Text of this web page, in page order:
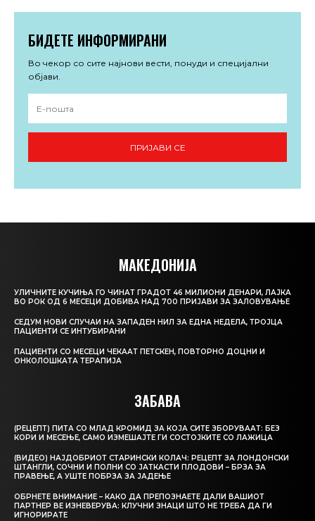
БИДЕТЕ ИНФОРМИРАНИ
Во чекор со сите најнови вести, понуди и специјални
објави.
ПРИЈАВИ СЕ
МАКЕДОНИЈА
УЛИЧНИТЕ КУЧИЊА ГО ЧИНАТ ГРАДОТ 46 МИЛИОНИ ДЕНАРИ, ЛАЈКА
ВО РОК ОД 6 МЕСЕЦИ ДОБИВА НАД 700 ПРИЈАВИ ЗА ЗАЛОВУВАЊЕ
СЕДУМ НОВИ СЛУЧАИ НА ЗАПАДЕН НИЛ ЗА ЕДНА НЕДЕЛА, ТРОЈЦА
ПАЦИЕНТИ СЕ ИНТУБИРАНИ
ПАЦИЕНТИ СО МЕСЕЦИ ЧЕКААТ ПЕТСКЕН, ПОВТОРНО ДОЦНИ И
ОНКОЛОШКАТА ТЕРАПИЈА
ЗАБАВА
(РЕЦЕПТ) ПИТА СО МЛАД КРОМИД ЗА КОЈА СИТЕ ЗБОРУВААТ: БЕЗ
КОРИ И МЕСЕЊЕ, САМО ИЗМЕШАЈТЕ ГИ СОСТОЈКИТЕ СО ЛАЖИЦА
(ВИДЕО) НАЈДОБРИОТ СТАРИНСКИ КОЛАЧ: РЕЦЕПТ ЗА ЛОНДОНСКИ
ШТАНГЛИ, СОЧНИ И ПОЛНИ СО ЈАТКАСТИ ПЛОДОВИ – БРЗА ЗА
ПРАВЕЊЕ, А УШТЕ ПОБРЗА ЗА ЈАДЕЊЕ
ОБРНЕТЕ ВНИМАНИЕ – КАКО ДА ПРЕПОЗНАЕТЕ ДАЛИ ВАШИОТ
ПАРТНЕР ВЕ ИЗНЕВЕРУВА: КЛУЧНИ ЗНАЦИ ШТО НЕ ТРЕБА ДА ГИ
ИГНОРИРАТЕ